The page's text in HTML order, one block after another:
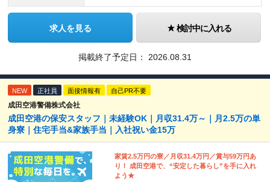
求人を見る 検討中に入れる
掲載終了予定日： 2026.08.31
NEW 正社員 面接情報有 自己PR不要
成田空港警備株式会社
成田空港の保安スタッフ｜未経験OK｜月収31.4万～｜月2.5万の単
身寮｜住宅手当&家族手当｜入社祝い金15万
家賃2.5万円の寮／月収31.4万円／賞与59万円あ
り！ 成田空港で、“安定した暮らし”を手に入れ
よう★